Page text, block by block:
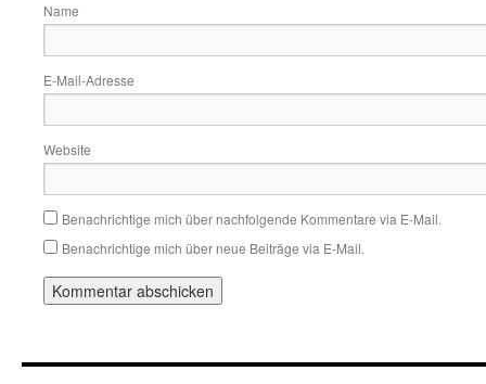
Name
E-Mail-Adresse
Website
Benachrichtige mich über nachfolgende Kommentare via E-Mail.
Benachrichtige mich über neue Beiträge via E-Mail.